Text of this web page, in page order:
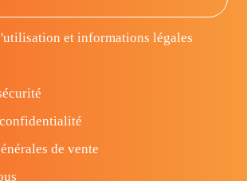
et informations légales
de vente